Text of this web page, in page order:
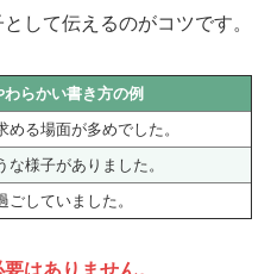
して伝えるのがコツです。
わらかい書き方の例
める場面が多めでした。
な様子がありました。
していました。
はありません。